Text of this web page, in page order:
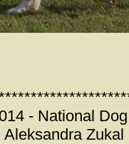
- National
Aleksandra Zukal